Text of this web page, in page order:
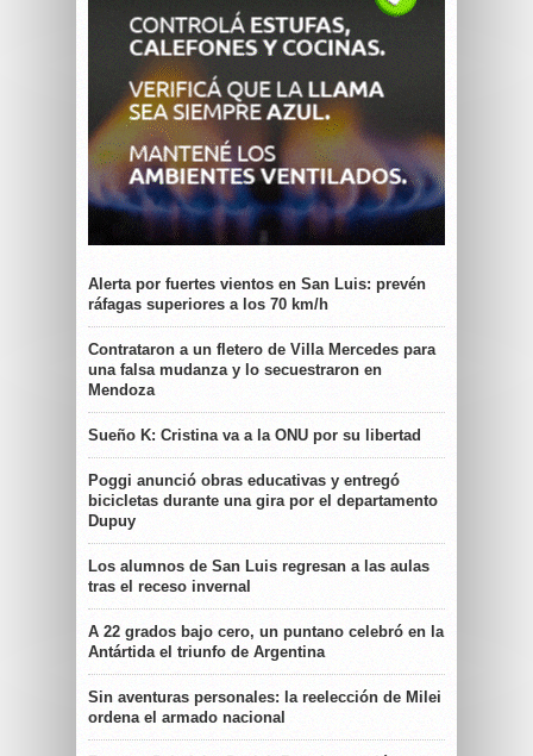
Alerta por fuertes vientos en San Luis: prevén
ráfagas superiores a los 70 km/h
Contrataron a un fletero de Villa Mercedes para
una falsa mudanza y lo secuestraron en
Mendoza
Sueño K: Cristina va a la ONU por su libertad
Poggi anunció obras educativas y entregó
bicicletas durante una gira por el departamento
Dupuy
Los alumnos de San Luis regresan a las aulas
tras el receso invernal
A 22 grados bajo cero, un puntano celebró en la
Antártida el triunfo de Argentina
Sin aventuras personales: la reelección de Milei
ordena el armado nacional